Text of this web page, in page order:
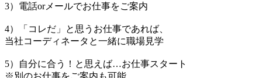
3）電話orメールでお仕事をご案内
4）「コレだ」と思うお仕事であれば、
当社コーディネータと一緒に職場見学
5）自分に合う！と思えば…お仕事スタート
※別のお仕事をご案内も可能